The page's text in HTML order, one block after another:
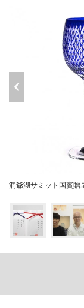
洞爺湖サミット国賓贈